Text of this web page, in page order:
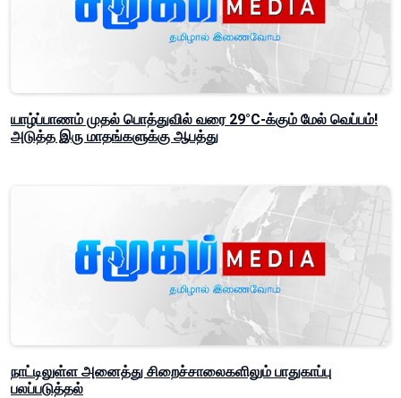
யாழ்ப்பாணம் முதல் பொத்துவில் வரை 29°C-க்கும் மேல் வெப்பம்!
அடுத்த இரு மாதங்களுக்கு ஆபத்து
நாட்டிலுள்ள அனைத்து சிறைச்சாலைகளிலும் பாதுகாப்பு
பலப்படுத்தல்